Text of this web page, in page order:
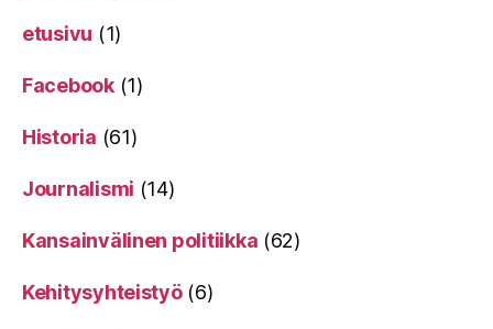
etusivu (1)
Facebook(1)
Historia (61)
Journalismi (14)
Kansainvälinen politiikka (62)
Kehitysyhteistyö(6)